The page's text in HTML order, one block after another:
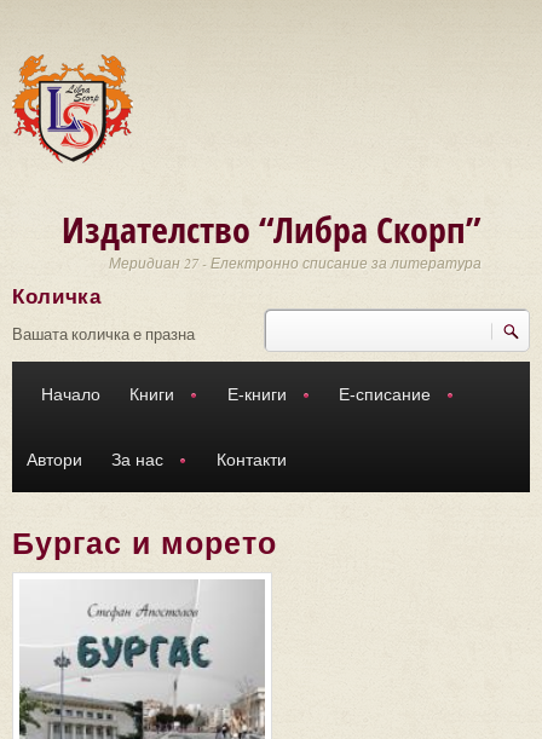
Издателство “Либра Скорп”
Меридиан 27 - Електронно списание за литература
Търси
Количка
Вашата количка е празна
Начало Книги Е-книги Е-списание
Автори За нас Контакти
Бургас и морето